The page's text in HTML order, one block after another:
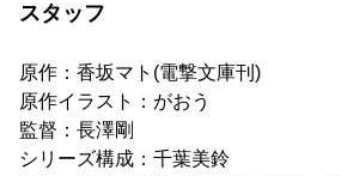
スタッフ
原作：香坂マト(電撃文庫刊)
原作イラスト：がおう
監督：長澤剛
シリーズ構成：千葉美鈴